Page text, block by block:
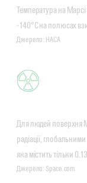
Температура на
-140°C на полюсах
Джерело: НАСА
Для людей поверхня
радіації,
яка містить тільки
Джерело: Space.com